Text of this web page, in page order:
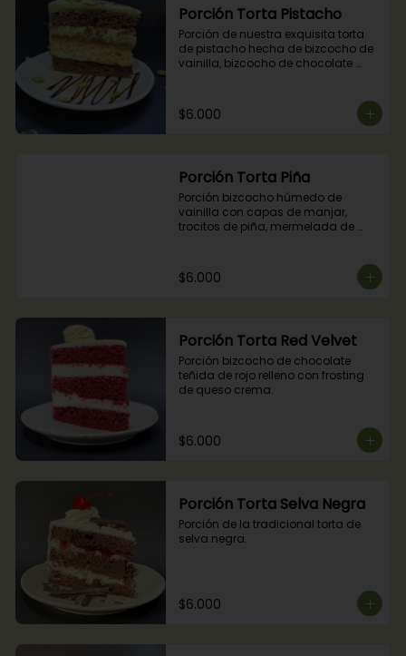
Porción Torta Pistacho
Porción de nuestra exquisita torta
de pistacho hecha de bizcocho de
vainilla, bizcocho de chocolate
crema de pistachos.
$6.000
Porción Torta Piña
Porción bizcocho húmedo de
vainilla con capas de manjar,
trocitos de piña, mermelada de
$6.000
Porción Torta Red Velvet
Porción bizcocho de chocolate
teñida de rojo relleno con frosting
de queso crema.
$6.000
Porción Torta Selva Negra
Porción de la tradicional torta de
selva negra.
$6.000